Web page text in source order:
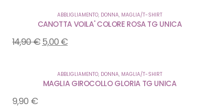
alla
desideri
alla
desideri
alla
desideri
alla
desideri
ABBLIGLIAMENTO, DONNA, MAGLIA/T-SHIRT
CANOTTA VOILA' COLORE ROSA TG UNICA
14,90€ 5,00 €
alla
desideri
ABBLIGLIAMENTO, DONNA, MAGLIA/T-SHIRT
MAGLIA GIROCOLLO GLORIA TG UNICA
9,90 €
alla
desideri